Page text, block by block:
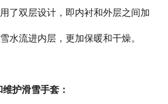
了双层设计，即内衬和外层之间加
水流进内层，更加保暖和干燥。
护滑雪手套：